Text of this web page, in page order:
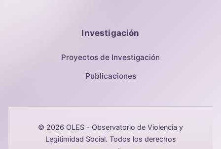
Investigación
Proyectos de Investigación
Publicaciones
© 2026 OLES - Observatorio de Violencia y
Legitimidad Social. Todos los derechos